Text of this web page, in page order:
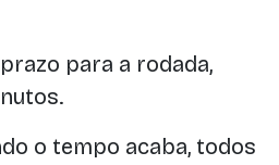
para a rodada,
o tempo acaba, todos